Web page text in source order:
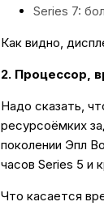
Series 7:
Как видно,
2. Процессор,
Надо сказать,
ресурсоëмких
поколении Эпл
часов Series 5 и
Что касается